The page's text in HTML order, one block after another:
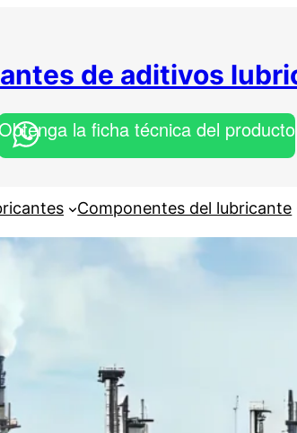
de aditivos
la ficha técnica del producto
Componentes del lubricante